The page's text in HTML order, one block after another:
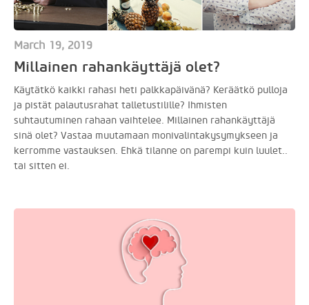
March 19, 2019
Millainen rahankäyttäjä olet?
Käytätkö kaikki rahasi heti palkkapäivänä? Keräätkö pulloja
ja pistät palautusrahat talletustilille? Ihmisten
suhtautuminen rahaan vaihtelee. Millainen rahankäyttäjä
sinä olet? Vastaa muutamaan monivalintakysymykseen ja
kerromme vastauksen. Ehkä tilanne on parempi kuin luulet..
tai sitten ei.